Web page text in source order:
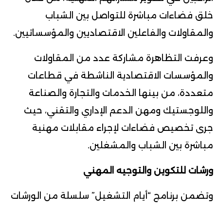
خلق فضاءات مباشرة للتواصل بين الشباب
والمقاولات والفاعلين الاقتصاديين والمؤسساتيين.
وعرفت التظاهرة مشاركة عدد من المقاولات
والمؤسسات الاقتصادية الناشطة في قطاعات
متعددة، من بينها الخدمات والتجارة والصناعة
واللوجستيك ومهن الدعم الإداري والتقني، حيث
جرى تخصيص فضاءات لإجراء مقابلات مهنية
مباشرة بين الشباب والمشغلين.
ورشات للتكوين والتوجيه المهني
وتضمن برنامج “أيام التشغيل” سلسلة من الورشات